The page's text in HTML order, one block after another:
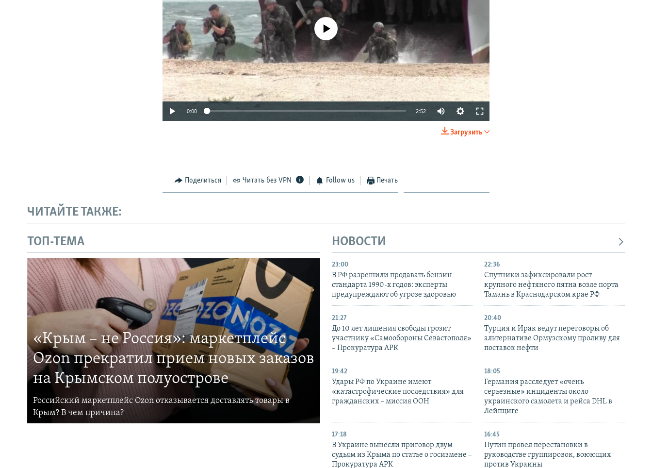
SHARE
No media source currently available
0:00 2:52
Загрузить
Поделиться Читать без VPN Follow us Печать
ЧИТАЙТЕ ТАКЖЕ:
ТОП-ТЕМА
«Крым – не Россия»: маркетплейс
Ozon прекратил прием новых заказов
на Крымском полуострове
Российский маркетплейс Ozon отказывается доставлять товары в
Крым? В чем причина?
НОВОСТИ
23:00
В РФ разрешили продавать бензин
стандарта 1990-х годов: эксперты
предупреждают об угрозе здоровью
22:36
Спутники зафиксировали рост
крупного нефтяного пятна возле порта
Тамань в Краснодарском крае РФ
21:27
До 10 лет лишения свободы грозит
участнику «Самообороны Севастополя»
– Прокуратура АРК
20:40
Турция и Ирак ведут переговоры об
альтернативе Ормузскому проливу для
поставок нефти
19:42
Удары РФ по Украине имеют
«катастрофические последствия» для
гражданских – миссия ООН
18:05
Германия расследует «очень
серьезные» инциденты около
украинского самолета и рейса DHL в
Лейпциге
17:18
В Украине вынесли приговор двум
судьям из Крыма по статье о госизмене –
Прокуратура АРК
16:45
Путин провел перестановки в
руководстве группировок, воюющих
против Украины